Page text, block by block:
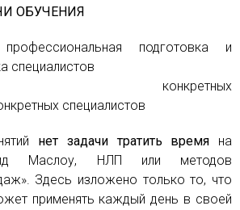
ОБУЧЕНИЯ
профессиональная подготовка и
специалистов
конкретных
специалистов
нет задачи тратить время на
Маслоу, НЛП или методов
Здесь изложено только то, что
применять каждый день в своей